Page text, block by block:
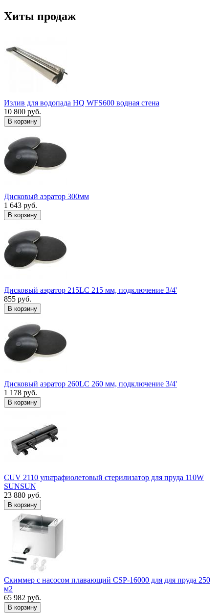
Хиты продаж
Излив для водопада HQ WFS600 водная стена
10 800 руб.
В корзину
Дисковый аэратор 300мм
1 643 руб.
В корзину
Дисковый аэратор 215LC 215 мм, подключение 3/4'
855 руб.
В корзину
Дисковый аэратор 260LC 260 мм, подключение 3/4'
1 178 руб.
В корзину
CUV 2110 ультрафиолетовый стерилизатор для пруда 110W
SUNSUN
23 880 руб.
В корзину
Скиммер с насосом плавающий CSP-16000 для для пруда 250
м2
65 982 руб.
В корзину